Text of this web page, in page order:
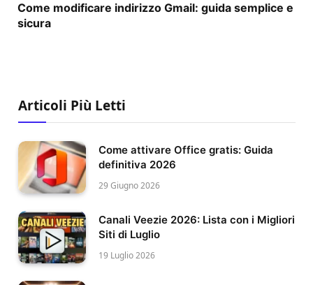
Come modificare indirizzo Gmail: guida semplice e
sicura
Articoli Più Letti
Come attivare Office gratis: Guida
definitiva 2026
29 Giugno 2026
Canali Veezie 2026: Lista con i Migliori
Siti di Luglio
19 Luglio 2026